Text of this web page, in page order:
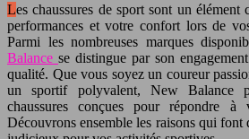
Les chaussures de sport sont un élément crucial pour optimiser vos
performances et votre confort lors de
Parmi les nombreuses marques
Balance se distingue par son
qualité. Que vous soyez un coureur
un sportif polyvalent, New Balance
chaussures conçues pour répondre à
Découvrons ensemble les raisons qui